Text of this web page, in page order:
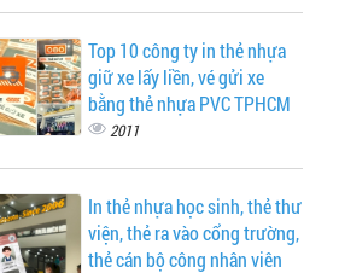
Top 10 công ty in thẻ nhựa
giữ xe lấy liền, vé gửi xe
bằng thẻ nhựa PVC TPHCM
2011
In thẻ nhựa học sinh, thẻ thư
viện, thẻ ra vào cổng trường,
thẻ cán bộ công nhân viên